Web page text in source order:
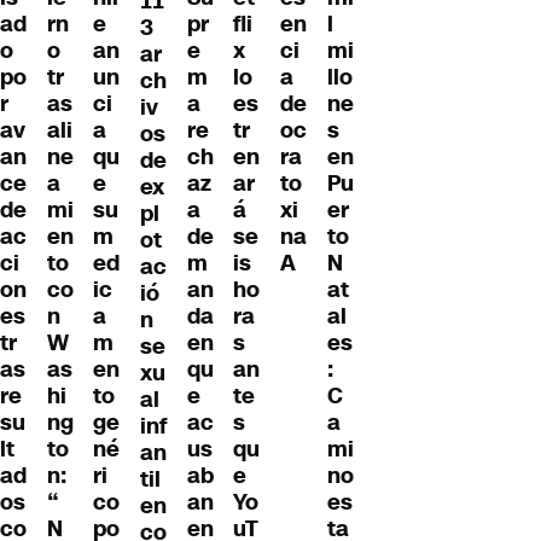
ad
o
po
r
av
an
ce
de
ac
ci
on
es
tr
as
re
su
lt
ad
os
co
rn
o
tr
as
ali
ne
a
mi
en
to
co
n
W
as
hi
ng
to
n:
“
N
e
an
un
ci
a
qu
e
su
m
ed
ic
a
m
en
to
ge
né
ri
co
po
3
ar
ch
iv
os
de
ex
pl
ot
ac
ió
n
se
xu
al
inf
an
til
en
co
pr
e
m
a
re
ch
az
a
de
m
an
da
en
qu
e
ac
us
ab
an
en
fli
x
lo
es
tr
en
ar
á
se
is
ho
ra
s
an
te
s
qu
e
Yo
uT
en
ci
a
de
oc
ra
to
xi
na
A
l
mi
llo
ne
s
en
Pu
er
to
N
at
al
es
:
C
a
mi
no
es
ta